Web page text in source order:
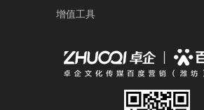
增值工具